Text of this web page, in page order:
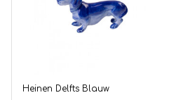
Heinen Delfts Blauw